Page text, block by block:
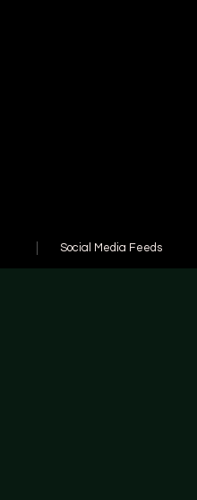
Social Media Feeds